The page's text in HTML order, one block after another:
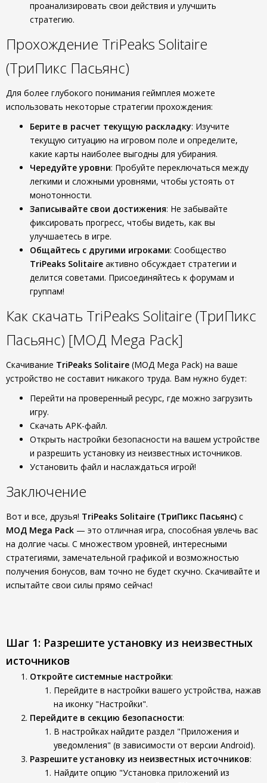
проанализировать свои действия и улучшить
стратегию.
Прохождение TriPeaks Solitaire
(ТриПикс Пасьянс)
Для более глубокого понимания геймплея можете
использовать некоторые стратегии прохождения:
Берите в расчет текущую раскладку: Изучите
текущую ситуацию на игровом поле и определите,
какие карты наиболее выгодны для убирания.
Чередуйте уровни: Пробуйте переключаться между
легкими и сложными уровнями, чтобы устоять от
монотонности.
Записывайте свои достижения: Не забывайте
фиксировать прогресс, чтобы видеть, как вы
улучшаетесь в игре.
Общайтесь с другими игроками: Сообщество
TriPeaks Solitaire активно обсуждает стратегии и
делится советами. Присоединяйтесь к форумам и
группам!
Как скачать TriPeaks Solitaire (ТриПикс
Пасьянс) [МОД Mega Pack]
Скачивание TriPeaks Solitaire (МОД Mega Pack) на ваше
устройство не составит никакого труда. Вам нужно будет:
Перейти на проверенный ресурс, где можно загрузить
игру.
Скачать APK-файл.
Открыть настройки безопасности на вашем устройстве
и разрешить установку из неизвестных источников.
Установить файл и наслаждаться игрой!
Заключение
Вот и все, друзья! TriPeaks Solitaire (ТриПикс Пасьянс) с
МОД Mega Pack — это отличная игра, способная увлечь вас
на долгие часы. С множеством уровней, интересными
стратегиями, замечательной графикой и возможностью
получения бонусов, вам точно не будет скучно. Скачивайте и
испытайте свои силы прямо сейчас!
Шаг 1: Разрешите установку из неизвестных
источников
Откройте системные настройки:
Перейдите в настройки вашего устройства, нажав
на иконку "Настройки".
Перейдите в секцию безопасности:
В настройках найдите раздел "Приложения и
уведомления" (в зависимости от версии Android).
Разрешите установку из неизвестных источников:
Найдите опцию "Установка приложений из